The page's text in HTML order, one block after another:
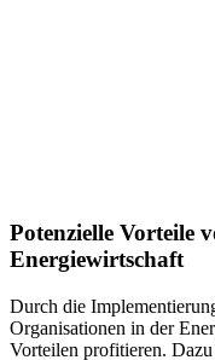
Potenzielle Vorteile
Energiewirtschaft
Durch die
Organisationen in der
Vorteilen profitieren. Dazu